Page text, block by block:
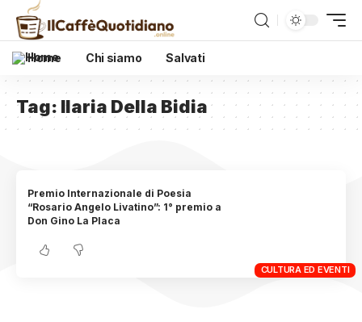
Home Chi siamo Salvati
Tag: Ilaria Della Bidia
CULTURA ED EVENTI
Premio Internazionale di Poesia
“Rosario Angelo Livatino”: 1° premio a
Don Gino La Placa